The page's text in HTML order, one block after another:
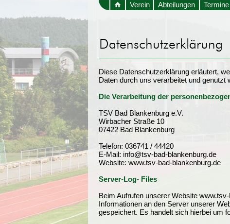
Verein Abteilungen Termine
Diese Datenschutzerklärung erläutert,
Daten durch uns verarbeitet und genutzt
Die Verarbeitung der
TSV Bad Blankenburg e.V.
Wirbacher Straße 10
07422 Bad Blankenburg
Telefon: 036741 / 44420
E-Mail: info@tsv-bad-blankenburg.de
Website: www.tsv-bad-blankenburg.de
Server-Log- Files
Beim Aufrufen unserer Website
Informationen an den Server unserer
gespeichert. Es handelt sich hierbei um